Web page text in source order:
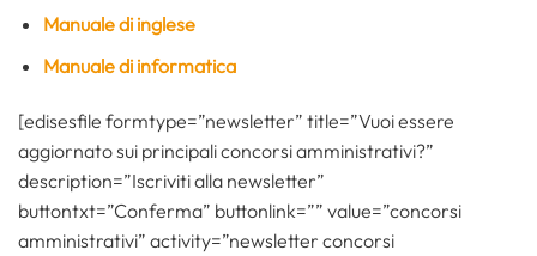
Manuale di inglese
Manuale di informatica
[edisesfile formtype=”newsletter” title=”Vuoi essere
aggiornato sui principali concorsi amministrativi?”
description=”Iscriviti alla newsletter”
buttontxt=”Conferma” buttonlink=”” value=”concorsi
amministrativi” activity=”newsletter concorsi